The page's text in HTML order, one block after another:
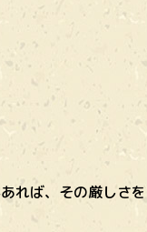
れば、その厳しさを